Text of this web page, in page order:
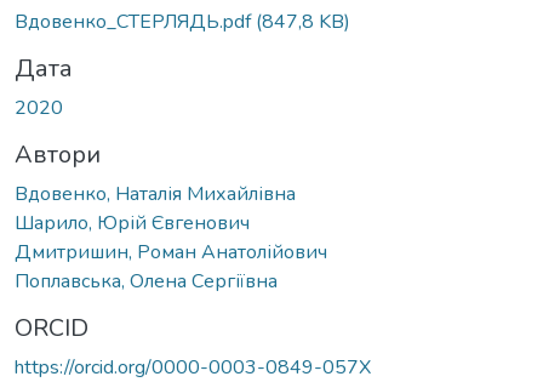
Вдовенко_СТЕРЛЯДЬ.pdf(847,8 KB)
Дата
2020
Автори
Вдовенко, Наталія Михайлівна
Шарило, Юрій Євгенович
Дмитришин, Роман Анатолійович
Поплавська, Олена Сергіївна
ORCID
https://orcid.org/0000-0003-0849-057X